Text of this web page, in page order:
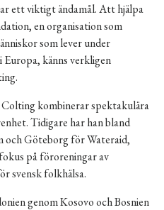
ett viktigt ändamål. Att hjälpa
en organisation som
som lever under
känns verkligen
kombinerar spektakulära
Tidigare har han bland
och Göteborg för Wateraid,
på föroreningar av
svensk folkhälsa.
genom Kosovo och Bosnien